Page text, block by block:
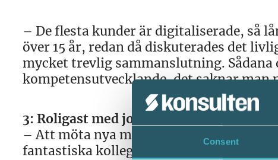
Consent
– De flesta kunder är digitaliserade, så
över 15 år, redan då diskuterades det
mycket trevlig sammanslutning.
kompetensutvecklande, det saknar man
3: Roligast med jobbet?
– Att möta nya människor med nya
fantastiska kollegor inom Srf